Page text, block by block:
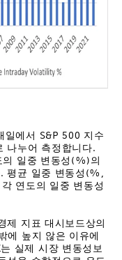
일에서 S&P 500 지수
나누어 측정합니다.
일중 변동성(%)의
평균 일중 변동성(%,
연도의 일중 변동성
제 지표 대시보드상의
에 높지 않은 이유에
실제 시장 변동성보